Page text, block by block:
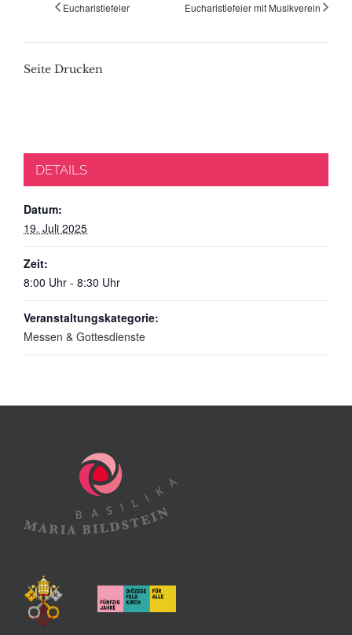
Eucharistiefeier Eucharistiefeier mit Musikverein
Seite Drucken
DETAILS
Datum:
19. Juli 2025
Zeit:
8:00 Uhr - 8:30 Uhr
Veranstaltungskategorie:
Messen & Gottesdienste